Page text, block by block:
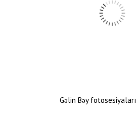
Gəlin Bəy fotosesiyaları